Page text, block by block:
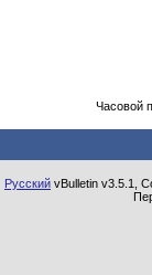
Часовой
Русский vBulletin v3.5.1,